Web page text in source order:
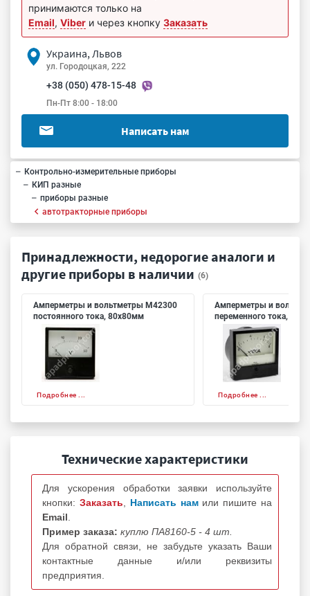
принимаются только на
Email, Viber и через кнопку Заказать
Украина, Львов
ул. Городоцкая, 222
+38 (050) 478-15-48
Пн-Пт 8:00 - 18:00
Написать нам
Контрольно-измерительные приборы
КИП разные
приборы разные
автотракторные приборы
Принадлежности, недорогие аналоги и
другие приборы в наличии (6)
Амперметры и вольтметры М42300
постоянного тока, 80х80мм
Подробнее ...
Амперметры и
переменного тока,
Подробнее ...
Технические характеристики
Для ускорения обработки заявки используйте
кнопки: Заказать Написать нам или пишите на
Email
Пример заказа: куплю ПА8160-5 - 4 шт.
Для обратной связи, не забудьте указать Ваши
контактные данные и/или реквизиты
предприятия.